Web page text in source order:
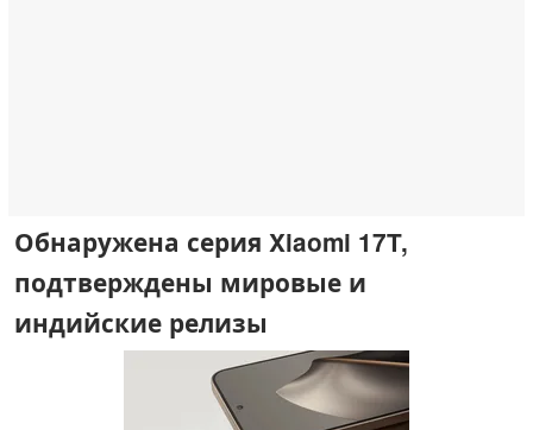
Обнаружена серия Xiaomi 17T,
подтверждены мировые и
индийские релизы